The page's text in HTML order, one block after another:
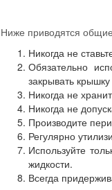
Ниже приводятся
Никогда не
Обязательно
закрывать
Никогда не
Никогда не
Производите
Регулярно
Используйте
жидкости.
Всегда